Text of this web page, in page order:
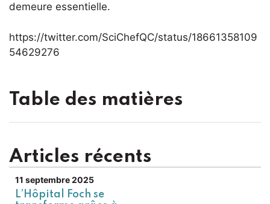
demeure essentielle.
https://twitter.com/SciChefQC/status/18661358109
54629276
Table des matières
Articles récents
11 septembre 2025
L’Hôpital Foch se